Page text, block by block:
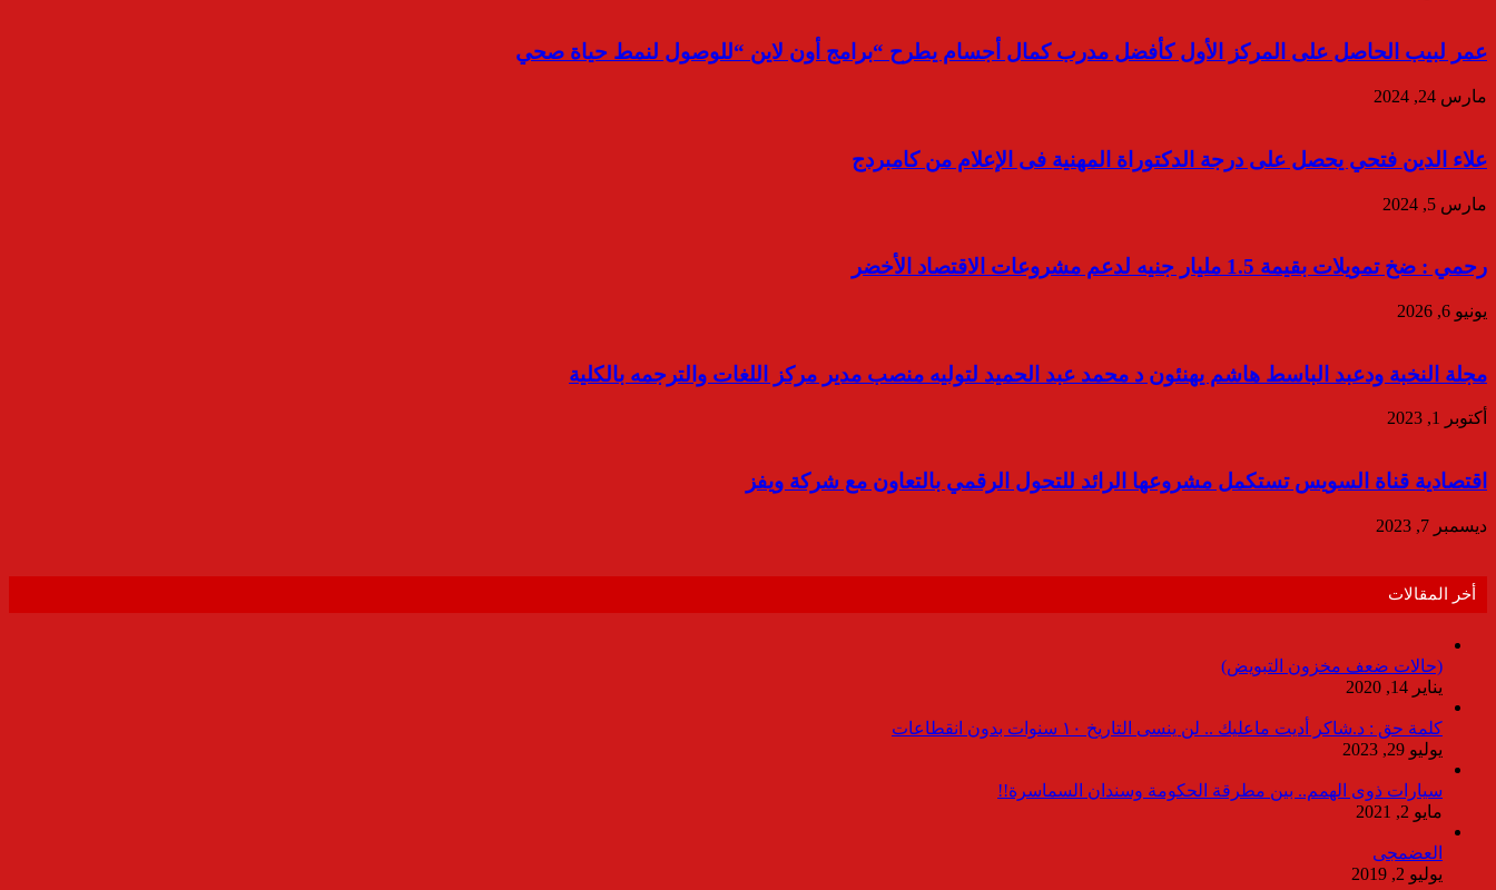
عمر لبيب الحاصل على المركز الأول كأفضل مدرب كمال أجسام يطرح “برامج أون لاين “للوصول لنمط حياة صحي
مارس 24, 2024
علاء الدين فتحي يحصل على درجة الدكتوراة المهنية فى الإعلام من كامبردج
مارس 5, 2024
رحمي : ضخ تمويلات بقيمة 1.5 مليار جنيه لدعم مشروعات الاقتصاد الأخضر
يونيو 6, 2026
مجلة النخبة ودعبد الباسط هاشم يهنئون د محمد عبد الحميد لتوليه منصب مدير مركز اللغات والترجمه بالكلية
أكتوبر 1, 2023
اقتصادية قناة السويس تستكمل مشروعها الرائد للتحول الرقمي بالتعاون مع شركة ويفز
ديسمبر 7, 2023
أخر المقالات
(حالات ضعف مخزون التبويض)
يناير 14, 2020
كلمة حق : د.شاكر أديت ماعليك .. لن ينسى التاريخ ١٠ سنوات بدون انقطاعات
يوليو 29, 2023
سيارات ذوى الهمم.. بين مطرقة الحكومة وسندان السماسرة!!
مايو 2, 2021
العضمجى
يوليو 2, 2019